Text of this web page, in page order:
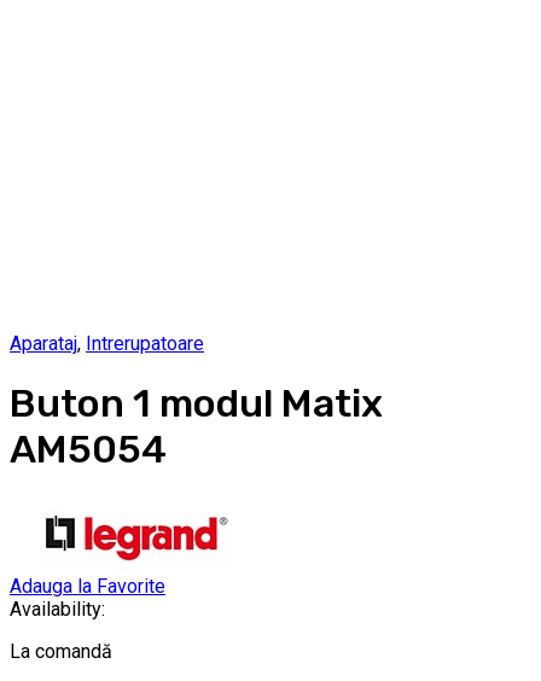
Aparataj, Intrerupatoare
Buton 1 modul Matix
AM5054
Adauga la Favorite
Availability:
La comandă